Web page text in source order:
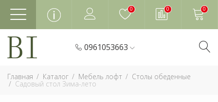
0 0 0
0961053663
Главная Каталог Мебель лофт Столы обеденные
Садовый стол Зима-лето